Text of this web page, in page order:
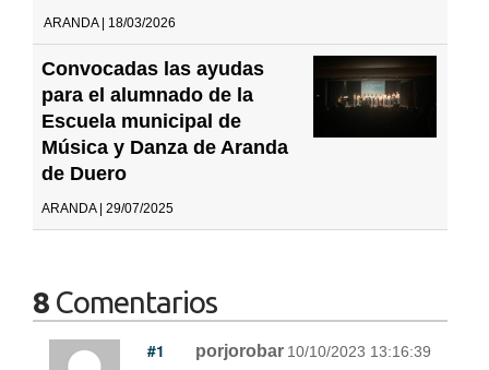
ARANDA | 18/03/2026
Convocadas las ayudas
para el alumnado de la
Escuela municipal de
Música y Danza de Aranda
de Duero
ARANDA | 29/07/2025
8 Comentarios
#1 porjorobar 10/10/2023 13:16:39